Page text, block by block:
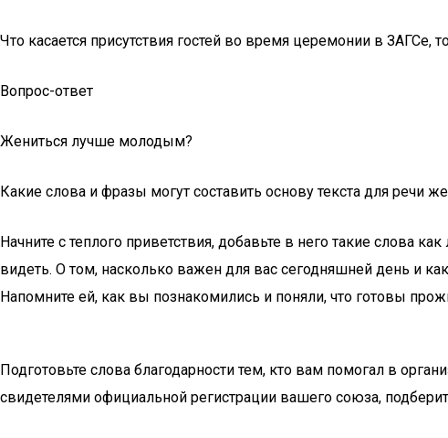
Что касается присутствия гостей во время церемонии в
Вопрос-ответ
Жениться лучше молодым?
Какие слова и фразы могут составить основу текста для речи
Начните с теплого приветствия, добавьте в него такие
видеть. О том, насколько важен для вас сегодняшней день и
Напомните ей, как вы познакомились и поняли, что готовы
Подготовьте слова благодарности тем, кто вам помогал в
свидетелями официальной регистрации вашего союза,